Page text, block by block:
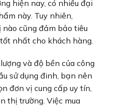
hiện nay, có nhiều đại
này. Tuy nhiên,
cũng đảm bảo tiêu
nhất cho khách hàng.
và độ bền của công
sử dụng đinh, bạn nên
đơn vị cung cấp uy tín,
thị trường. Việc mua